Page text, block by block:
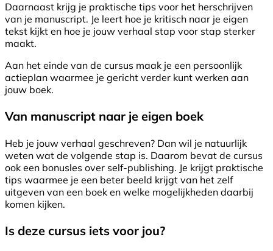
Daarnaast krijg je praktische tips voor het herschrijven
van je manuscript. Je leert hoe je kritisch naar je eigen
tekst kijkt en hoe je jouw verhaal stap voor stap sterker
maakt.
Aan het einde van de cursus maak je een persoonlijk
actieplan waarmee je gericht verder kunt werken aan
jouw boek.
Van manuscript naar je eigen boek
Heb je jouw verhaal geschreven? Dan wil je natuurlijk
weten wat de volgende stap is. Daarom bevat de cursus
ook een bonusles over self-publishing. Je krijgt praktische
tips waarmee je een beter beeld krijgt van het zelf
uitgeven van een boek en welke mogelijkheden daarbij
komen kijken.
Is deze cursus iets voor jou?